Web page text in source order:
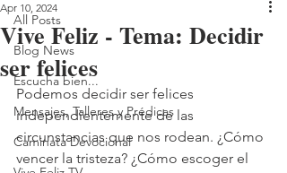
All Posts
Blog News
Escucha bien...
Mensajes, Talleres y Prédicas
Caminata Devocional
Vive Feliz - Tema: Decidir
ser felices
Apr 10, 2024
Podemos decidir ser felices
independientemente de las
circunstancias que nos rodean. ¿Cómo
vencer la tristeza? ¿Cómo escoger el